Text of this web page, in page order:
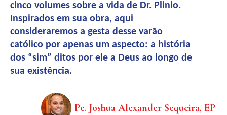
cinco volumes sobre a vida de Dr. Plinio.
Inspirados em sua obra, aqui
consideraremos a gesta desse varão
católico por apenas um aspecto: a história
dos “sim” ditos por ele a Deus ao longo de
sua existência.
Pe. Joshua Alexander Sequeira, EP